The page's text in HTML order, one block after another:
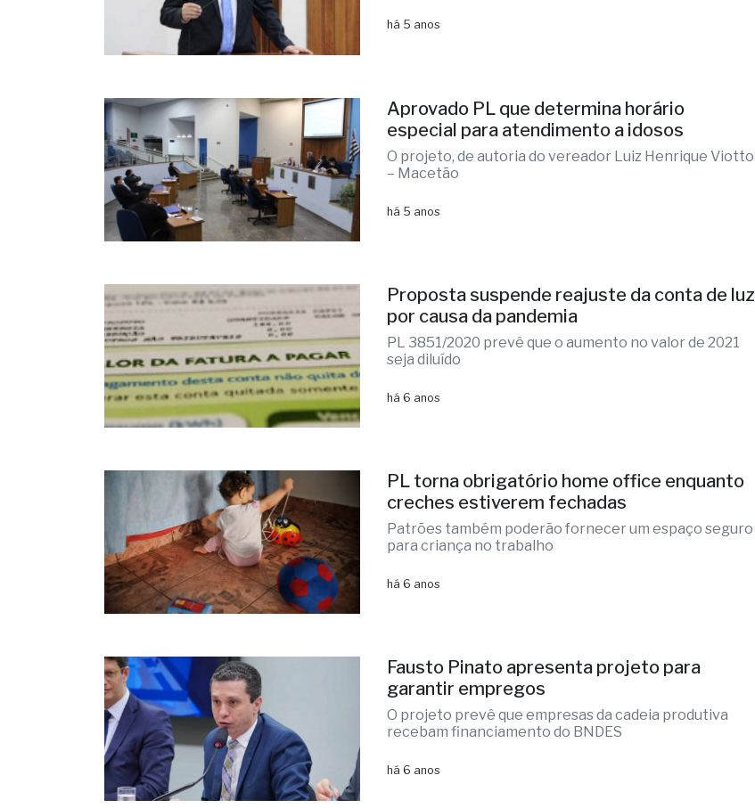
há 5 anos
Aprovado PL que determina horário
especial para atendimento a idosos
O projeto, de autoria do vereador Luiz Henrique Viotto
– Macetão
há 5 anos
Proposta suspende reajuste da conta de luz
por causa da pandemia
PL 3851/2020 prevê que o aumento no valor de 2021
seja diluído
há 6 anos
PL torna obrigatório home office enquanto
creches estiverem fechadas
Patrões também poderão fornecer um espaço seguro
para criança no trabalho
há 6 anos
Fausto Pinato apresenta projeto para
garantir empregos
O projeto prevê que empresas da cadeia produtiva
recebam financiamento do BNDES
há 6 anos